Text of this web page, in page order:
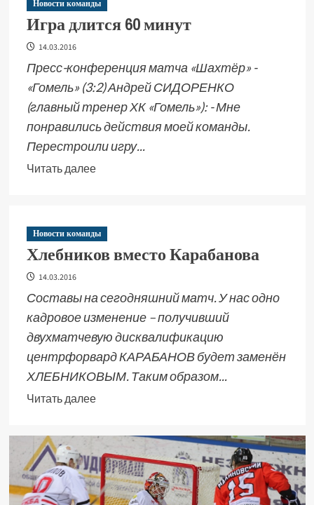
Новости команды
Игра длится 60 минут
14.03.2016
Пресс-конференция матча «Шахтёр» -
«Гомель» (3:2) Андрей СИДОРЕНКО
(главный тренер ХК «Гомель»): - Мне
понравились действия моей команды.
Перестроили игру...
Читать далее
Новости команды
Хлебников вместо Карабанова
14.03.2016
Составы на сегодняшний матч. У нас одно
кадровое изменение – получивший
двухматчевую дисквалификацию
центрфорвард КАРАБАНОВ будет заменён
ХЛЕБНИКОВЫМ. Таким образом...
Читать далее